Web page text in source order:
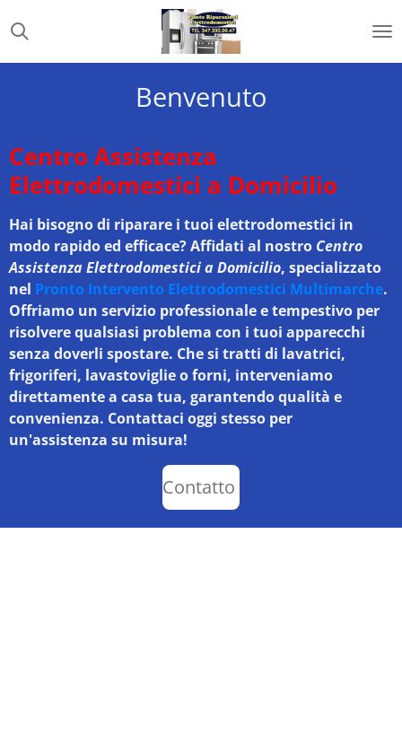
al
contenuto
Benvenuto
Centro Assistenza
Elettrodomestici a Domicilio
Hai bisogno di riparare i tuoi elettrodomestici in
modo rapido ed efficace? Affidati al nostro Centro
Assistenza Elettrodomestici a Domicilio, specializzato
nel Pronto Intervento Elettrodomestici Multimarche.
Offriamo un servizio professionale e tempestivo per
risolvere qualsiasi problema con i tuoi apparecchi
senza doverli spostare. Che si tratti di lavatrici,
frigoriferi, lavastoviglie o forni, interveniamo
direttamente a casa tua, garantendo qualità e
convenienza. Contattaci oggi stesso per
un'assistenza su misura!
Contatto